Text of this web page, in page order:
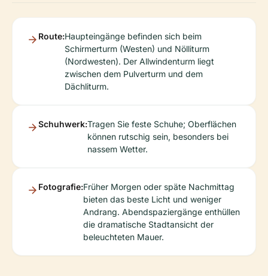
Route:Haupteingänge befinden sich beim
Schirmerturm (Westen) und Nölliturm
(Nordwesten). Der Allwindenturm liegt
zwischen dem Pulverturm und dem
Dächliturm.
Schuhwerk:Tragen Sie feste Schuhe; Oberflächen
können rutschig sein, besonders bei
nassem Wetter.
Fotografie:Früher Morgen oder späte Nachmittag
bieten das beste Licht und weniger
Andrang. Abendspaziergänge enthüllen
die dramatische Stadtansicht der
beleuchteten Mauer.